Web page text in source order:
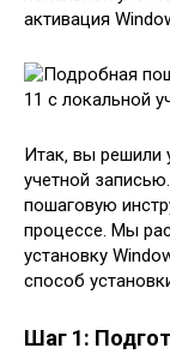
активация
Итак‚ вы решили
учетной
пошаговую
процессе. Мы
установку
способ
Шаг 1: